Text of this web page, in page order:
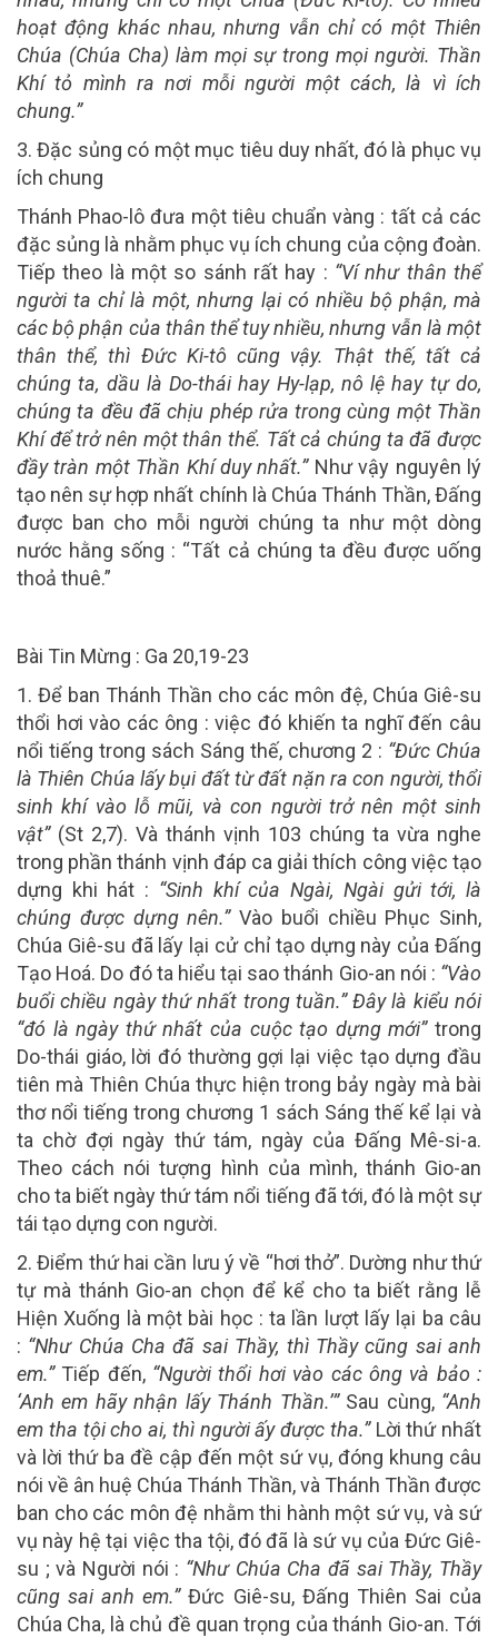
hoạt động khác nhau, nhưng vẫn chỉ có một Thiên
Chúa (Chúa Cha) làm mọi sự trong mọi người. Thần
Khí tỏ mình ra nơi mỗi người một cách, là vì ích
chung.”
3. Đặc sủng có một mục tiêu duy nhất, đó là phục vụ
ích chung
Thánh Phao-lô đưa một tiêu chuẩn vàng : tất cả các
đặc sủng là nhằm phục vụ ích chung của cộng đoàn.
Tiếp theo là một so sánh rất hay : “Ví như thân thể
người ta chỉ là một, nhưng lại có nhiều bộ phận, mà
các bộ phận của thân thể tuy nhiều, nhưng vẫn là một
thân thể, thì Đức Ki-tô cũng vậy. Thật thế, tất cả
chúng ta, dầu là Do-thái hay Hy-lạp, nô lệ hay tự do,
chúng ta đều đã chịu phép rửa trong cùng một Thần
Khí để trở nên một thân thể. Tất cả chúng ta đã được
đầy tràn một Thần Khí duy nhất.”Như vậy nguyên lý
tạo nên sự hợp nhất chính là Chúa Thánh Thần, Ðấng
được ban cho mỗi người chúng ta như một dòng
nước hằng sống : “Tất cả chúng ta đều được uống
thoả thuê.”
Bài Tin Mừng : Ga 20,19-23
1. Để ban Thánh Thần cho các môn đệ, Chúa Giê-su
thổi hơi vào các ông : việc đó khiến ta nghĩ đến câu
nổi tiếng trong sách Sáng thế, chương 2 : “Đức Chúa
là Thiên Chúa lấy bụi đất từ đất nặn ra con người, thổi
sinh khí vào lỗ mũi, và con người trở nên một sinh
vật”(St 2,7). Và thánh vịnh 103 chúng ta vừa nghe
trong phần thánh vịnh đáp ca giải thích công việc tạo
dựng khi hát : “Sinh khí của Ngài, Ngài gửi tới, là
chúng được dựng nên.”Vào buổi chiều Phục Sinh,
Chúa Giê-su đã lấy lại cử chỉ tạo dựng này của Đấng
Tạo Hoá. Do đó ta hiểu tại sao thánh Gio-an nói : “Vào
buổi chiều ngày thứ nhất trong tuần.” Đây là kiểu nói
“đó là ngày thứ nhất của cuộc tạo dựng mới”trong
Do-thái giáo, lời đó thường gợi lại việc tạo dựng đầu
tiên mà Thiên Chúa thực hiện trong bảy ngày mà bài
thơ nổi tiếng trong chương 1 sách Sáng thế kể lại và
ta chờ đợi ngày thứ tám, ngày của Đấng Mê-si-a.
Theo cách nói tượng hình của mình, thánh Gio-an
cho ta biết ngày thứ tám nổi tiếng đã tới, đó là một sự
tái tạo dựng con người.
2. Điểm thứ hai cần lưu ý về “hơi thở”. Dường như thứ
tự mà thánh Gio-an chọn để kể cho ta biết rằng lễ
Hiện Xuống là một bài học : ta lần lượt lấy lại ba câu
: “Như Chúa Cha đã sai Thầy, thì Thầy cũng sai anh
em.”Tiếp đến, “Người thổi hơi vào các ông và bảo :
‘Anh em hãy nhận lấy Thánh Thần.’”Sau cùng, “Anh
em tha tội cho ai, thì người ấy được tha.”Lời thứ nhất
và lời thứ ba đề cập đến một sứ vụ, đóng khung câu
nói về ân huệ Chúa Thánh Thần, và Thánh Thần được
ban cho các môn đệ nhằm thi hành một sứ vụ, và sứ
vụ này hệ tại việc tha tội, đó đã là sứ vụ của Đức Giê-
su ; và Người nói : “Như Chúa Cha đã sai Thầy, Thầy
cũng sai anh em.”Đức Giê-su, Đấng Thiên Sai của
Chúa Cha, là chủ đề quan trọng của thánh Gio-an. Tới